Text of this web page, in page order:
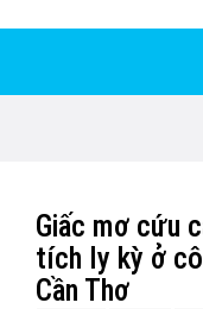
Giấc mơ cứu
tích ly kỳ ở
Cần Thơ